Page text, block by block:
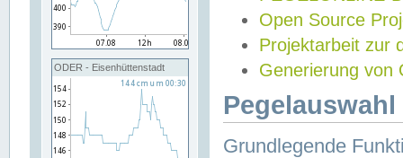
ODER - Eisenhüttenstadt
Open Source
Projektarbeit zur
Generierung von
Grundlegende